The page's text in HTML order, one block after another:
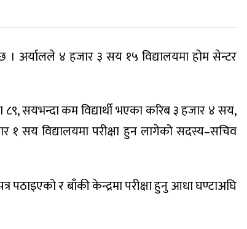
। अर्यालले ४ हजार ३ सय १५ विद्यालयमा होम सेन्टर
८९, सयभन्दा कम विद्यार्थी भएका करिब ३ हजार ४ सय,
१ सय विद्यालयमा परीक्षा हुन लागेको सदस्य–सचिव
पठाइएको र बाँकी केन्द्रमा परीक्षा हुनु आधा घण्टाअघि